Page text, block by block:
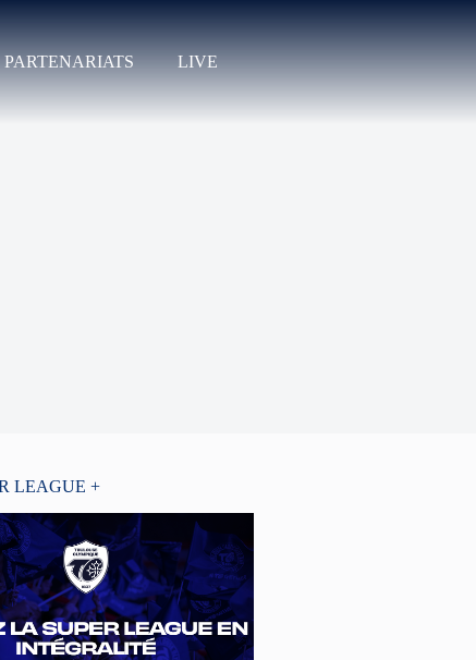
PARTENARIATS LIVE
LEAGUE +